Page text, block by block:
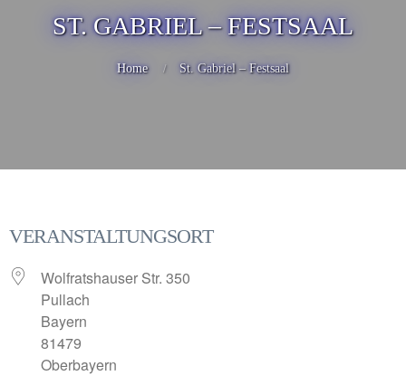
ST. GABRIEL – FESTSAAL
Home St. Gabriel – Festsaal
VERANSTALTUNGSORT
Wolfratshauser Str. 350
Pullach
Bayern
81479
Oberbayern